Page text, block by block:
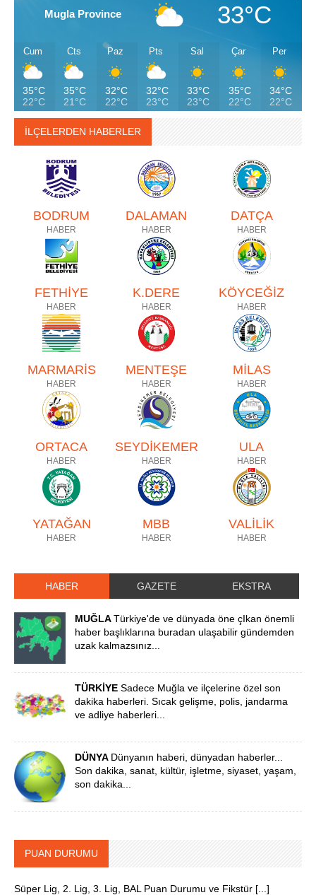
Mugla Province 33°C
Cum
35°C
22°C
Cts
35°C
21°C
Paz
32°C
22°C
Pts
32°C
23°C
Sal
33°C
23°C
Çar
35°C
22°C
Per
34°C
22°C
İLÇELERDEN HABERLER
BODRUM
HABER
DALAMAN
HABER
DATÇA
HABER
FETHİYE
HABER
K.DERE
HABER
KÖYCEĞİZ
HABER
MARMARİS
HABER
MENTEŞE
HABER
MİLAS
HABER
ORTACA
HABER
SEYDİKEMER
HABER
ULA
HABER
YATAĞAN
HABER
MBB
HABER
VALİLİK
HABER
HABER GAZETE EKSTRA
MUĞLATürkiye'de ve dünyada öne çIkan önemli
haber başlıklarına buradan ulaşabilir gündemden
uzak kalmazsınız...
TÜRKİYESadece Muğla ve ilçelerine özel son
dakika haberleri. Sıcak gelişme, polis, jandarma
ve adliye haberleri...
DÜNYA Dünyanın haberi, dünyadan haberler...
Son dakika, sanat, kültür, işletme, siyaset, yaşam,
son dakika...
PUAN DURUMU
Süper Lig, 2. Lig, 3. Lig, BAL Puan Durumu ve Fikstür [...]